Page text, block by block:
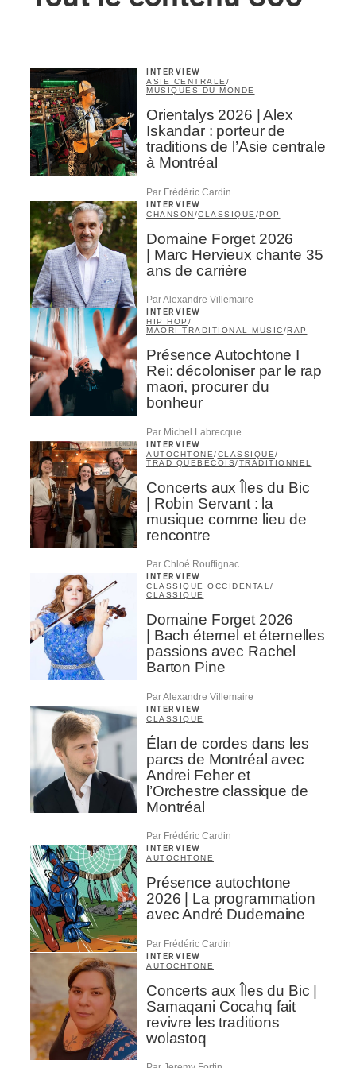
INTERVIEW
ASIE CENTRALE/
MUSIQUES DU MONDE
Orientalys 2026 | Alex
Iskandar : porteur de
traditions de l’Asie centrale
à Montréal
Par Frédéric Cardin
INTERVIEW
CHANSON/CLASSIQUE /POP
Domaine Forget 2026
| Marc Hervieux chante 35
ans de carrière
Par Alexandre Villemaire
INTERVIEW
HIP HOP /
MAORI TRADITIONAL MUSIC/RAP
Présence Autochtone I
Rei: décoloniser par le rap
maori, procurer du
bonheur
Par Michel Labrecque
INTERVIEW
AUTOCHTONE/CLASSIQUE/
TRAD QUÉBÉCOIS/TRADITIONNEL
Concerts aux Îles du Bic
| Robin Servant : la
musique comme lieu de
rencontre
Par Chloé Rouffignac
INTERVIEW
CLASSIQUE OCCIDENTAL /
CLASSIQUE
Domaine Forget 2026
| Bach éternel et éternelles
passions avec Rachel
Barton Pine
Par Alexandre Villemaire
INTERVIEW
CLASSIQUE
Élan de cordes dans les
parcs de Montréal avec
Andrei Feher et
l’Orchestre classique de
Montréal
Par Frédéric Cardin
INTERVIEW
AUTOCHTONE
Présence autochtone
2026 | La programmation
avec André Dudemaine
Par Frédéric Cardin
INTERVIEW
AUTOCHTONE
Concerts aux Îles du Bic |
Samaqani Cocahq fait
revivre les traditions
wolastoq